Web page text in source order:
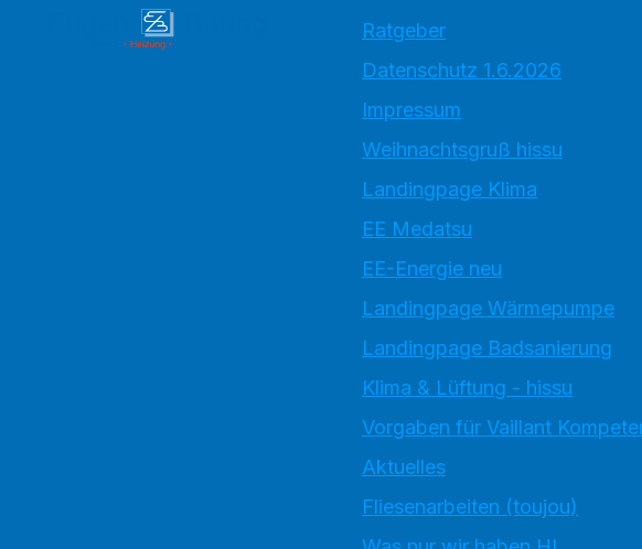
Ratgeber
Datenschutz 1.6.2026
Impressum
Weihnachtsgruß hissu
Landingpage Klima
EE Medatsu
EE-Energie neu
Landingpage Wärmepumpe
Landingpage Badsanierung
Klima & Lüftung - hissu
Vorgaben für Vaillant
Aktuelles
Fliesenarbeiten (toujou)